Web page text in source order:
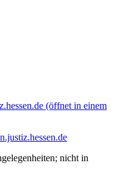
(öffnet in einem
nicht in